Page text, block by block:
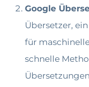
Google
Übersetzer,
für
schnelle